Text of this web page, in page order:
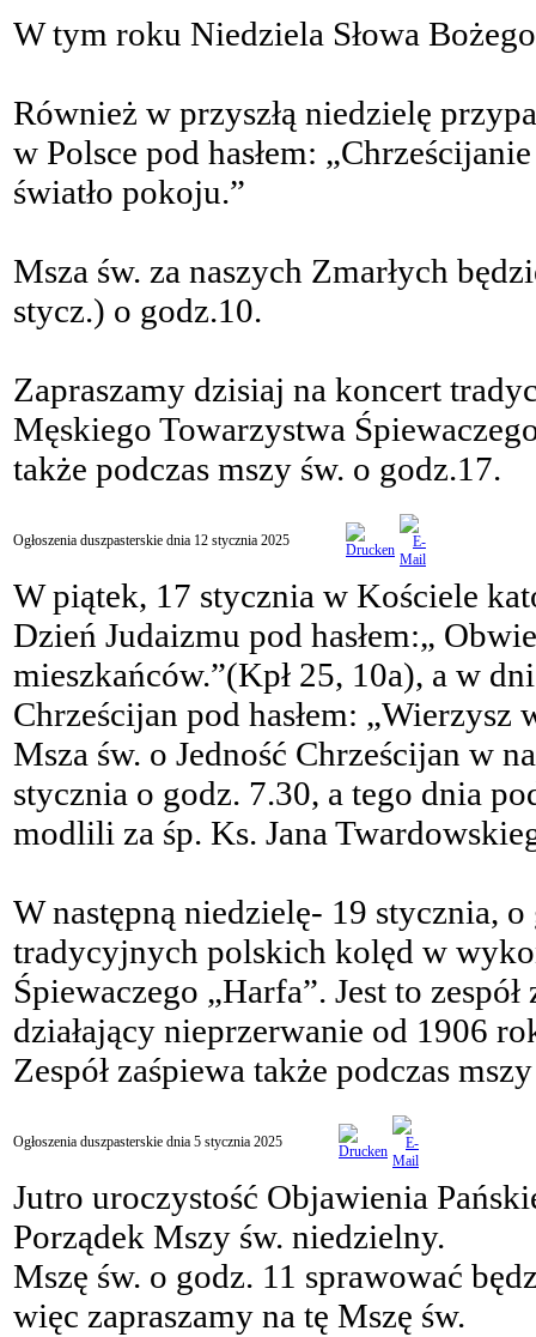
W tym roku Niedziela Słowa
Również w przyszłą niedzielę
w Polsce pod hasłem:
światło pokoju.”
Msza św. za naszych Zmarłych
stycz.) o godz.10.
Zapraszamy dzisiaj na koncert
Męskiego Towarzystwa
także podczas mszy św. o godz.17.
Ogłoszenia duszpasterskie dnia 12 stycznia 2025
W piątek, 17 stycznia w Kościele
Dzień Judaizmu pod hasłem:„
mieszkańców.”(Kpł 25, 10a), a w
Chrześcijan pod hasłem: „Wierzysz
Msza św. o Jedność Chrześcijan w
stycznia o godz. 7.30, a tego dnia
modlili za śp. Ks. Jana
W następną niedzielę- 19 stycznia,
tradycyjnych polskich kolęd w
Śpiewaczego „Harfa”. Jest to
działający nieprzerwanie od 1906
Zespół zaśpiewa także podczas
Ogłoszenia duszpasterskie dnia 5 stycznia 2025
Jutro uroczystość Objawienia
Porządek Mszy św. niedzielny.
Mszę św. o godz. 11 sprawować
więc zapraszamy na tę Mszę św.